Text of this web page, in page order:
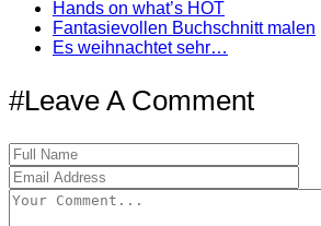
Hands on what’s HOT
Fantasievollen Buchschnitt malen
Es weihnachtet sehr…
#Leave A Comment